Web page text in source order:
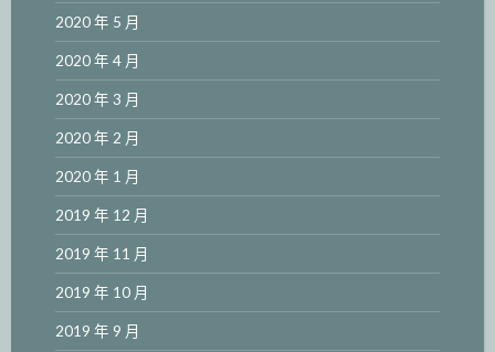
2020 年 5 月
2020 年 4 月
2020 年 3 月
2020 年 2 月
2020 年 1 月
2019 年 12 月
2019 年 11 月
2019 年 10 月
2019 年 9 月